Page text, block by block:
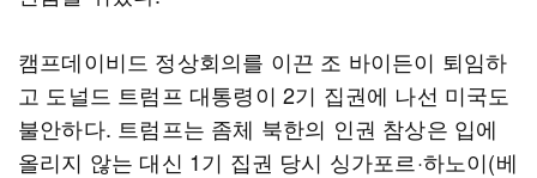
캠프데이비드 정상회의를 이끈 조 바이든이 퇴임하
고 도널드 트럼프 대통령이 2기 집권에 나선 미국도
불안하다. 트럼프는 좀체 북한의 인권 참상은 입에
올리지 않는 대신 1기 집권 당시 싱가포르·하노이(베